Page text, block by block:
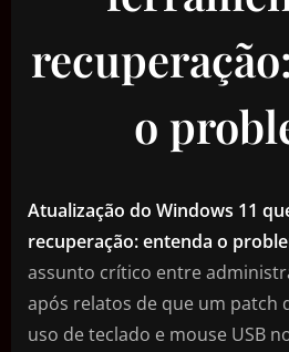
o
Atualização do Windows 11
recuperação: entenda o
assunto crítico entre
após relatos de que um patch
uso de teclado e mouse USB